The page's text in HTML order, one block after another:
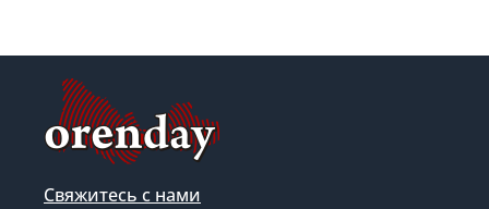
Свяжитесь с нами